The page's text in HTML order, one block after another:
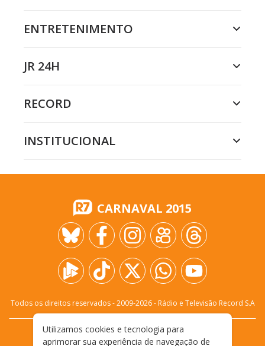
ENTRETENIMENTO
JR 24H
RECORD
INSTITUCIONAL
CARNAVAL 2015
Todos os direitos reservados - 2009-2026- Rádio e Televisão Record S.A
FALE CONOSCO
PRIVACIDADE
Utilizamos cookies e tecnologia para
aprimorar sua experiência de navegação de